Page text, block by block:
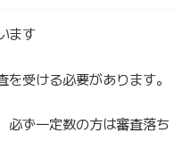
ます
受ける必要があります。
必ず一定数の方は審査落ち